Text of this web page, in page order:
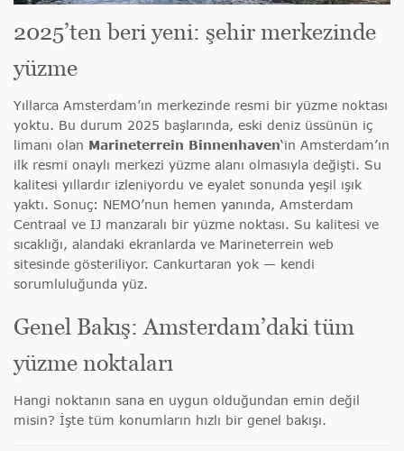
2025’ten beri yeni: şehir merkezinde
yüzme
Yıllarca Amsterdam’ın merkezinde resmi bir yüzme noktası
yoktu. Bu durum 2025 başlarında, eski deniz üssünün iç
limanı olan Marineterrein Binnenhaven‘in Amsterdam’ın
ilk resmi onaylı merkezi yüzme alanı olmasıyla değişti. Su
kalitesi yıllardır izleniyordu ve eyalet sonunda yeşil ışık
yaktı. Sonuç: NEMO’nun hemen yanında, Amsterdam
Centraal ve IJ manzaralı bir yüzme noktası. Su kalitesi ve
sıcaklığı, alandaki ekranlarda ve Marineterrein web
sitesinde gösteriliyor. Cankurtaran yok — kendi
sorumluluğunda yüz.
Genel Bakış: Amsterdam’daki tüm
yüzme noktaları
Hangi noktanın sana en uygun olduğundan emin değil
misin? İşte tüm konumların hızlı bir genel bakışı.